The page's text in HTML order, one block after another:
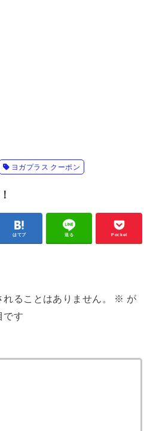
ヨガプラス クーポン
はてブ 送る Pocket
ることはありません。 ※ が
です